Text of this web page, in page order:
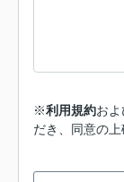
※利用規約およ
だき、同意の上